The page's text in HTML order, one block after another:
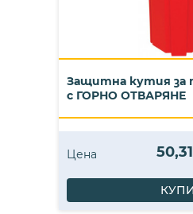
Защитна кутия за
с ГОРНО ОТВАРЯНЕ
Цена
КУПИ